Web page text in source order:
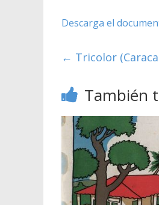
Descarga el
← Tricolor
También